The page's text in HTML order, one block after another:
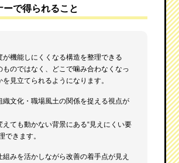
ーで得られること
が機能しにくくなる構造を整理できる
ものではなく、どこで噛み合わなくなっ
を見立てられるようになります。
織文化・職場風土の関係を捉える視点が
えても動かない背景にある“見えにくい要
できます。
組みを活かしながら改善の着手点が見え